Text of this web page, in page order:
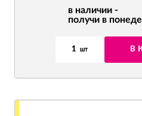
в наличии -
получи в
1 шт В